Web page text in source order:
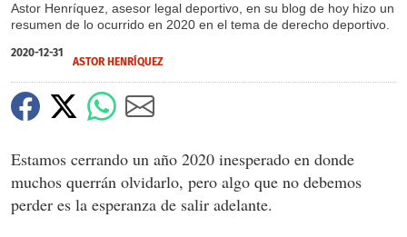
Astor Henríquez, asesor legal deportivo, en su blog de hoy hizo un
resumen de lo ocurrido en 2020 en el tema de derecho deportivo.
2020-12-31
ASTOR HENRÍQUEZ
Estamos cerrando un año 2020 inesperado en donde
muchos querrán olvidarlo, pero algo que no debemos
perder es la esperanza de salir adelante.